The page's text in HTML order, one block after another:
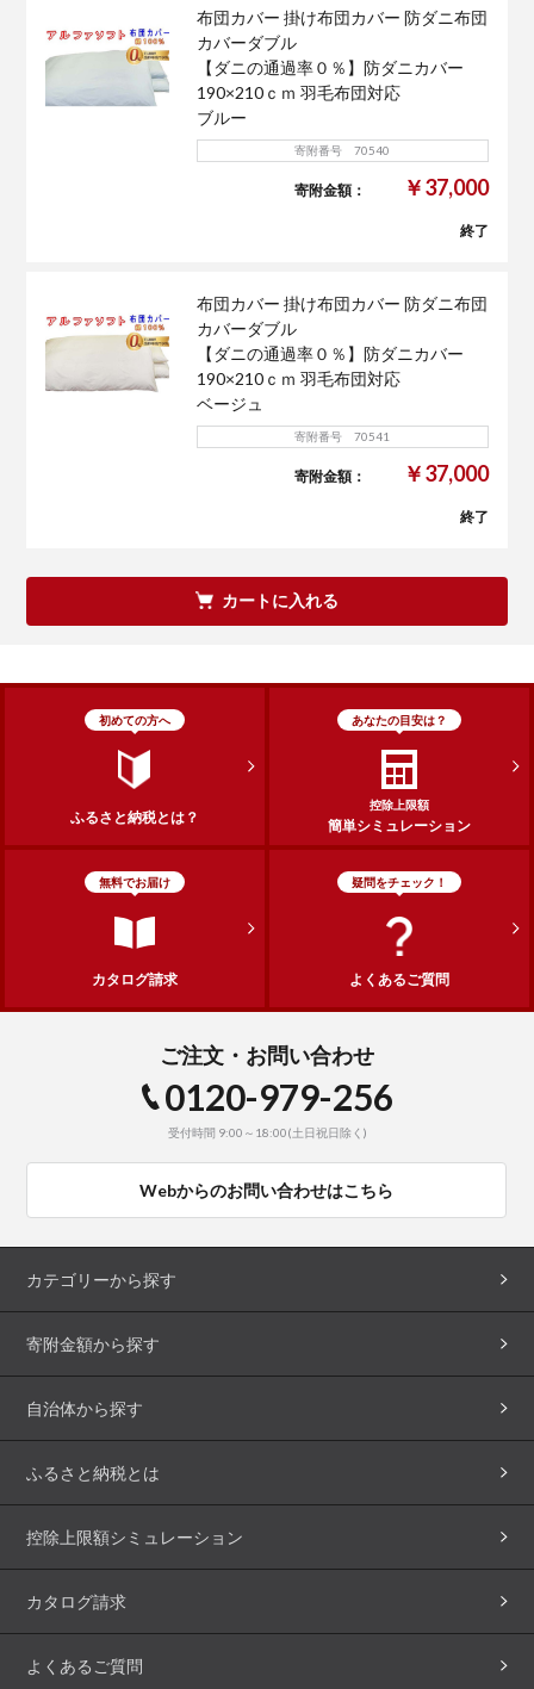
布団カバー 掛け布団カバー 防ダニ布団
カバーダブル
【ダニの通過率０％】防ダニカバー
190×210ｃｍ 羽毛布団対応
ブルー
寄附番号 70540
寄附金額： ￥37,000
終了
布団カバー 掛け布団カバー 防ダニ布団
カバーダブル
【ダニの通過率０％】防ダニカバー
190×210ｃｍ 羽毛布団対応
ベージュ
寄附番号 70541
寄附金額： ￥37,000
終了
カートに入れる
初めての方へ
ふるさと納税とは？
あなたの目安は？
控除上限額
簡単シミュレーション
無料でお届け
カタログ請求
疑問をチェック！
よくあるご質問
ご注文・お問い合わせ
0120-979-256
受付時間 9:00～18:00(土日祝日除く)
Webからのお問い合わせはこちら
カテゴリーから探す
寄附金額から探す
自治体から探す
ふるさと納税とは
控除上限額シミュレーション
カタログ請求
よくあるご質問